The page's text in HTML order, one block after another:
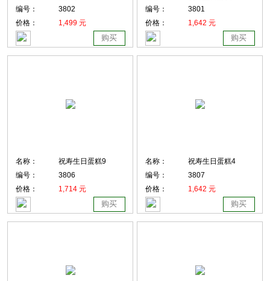
编号：
3802
价格：
1,499 元
购买
编号：
3801
价格：
1,642 元
购买
名称：
祝寿生日蛋糕9
编号：
3806
价格：
1,714 元
购买
名称：
祝寿生日蛋糕4
编号：
3807
价格：
1,642 元
购买